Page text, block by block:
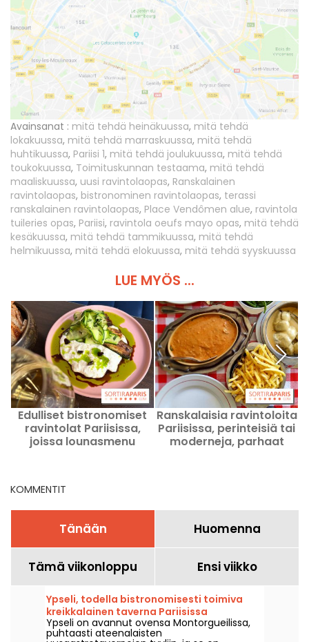
Avainsanat : mitä tehdä heinäkuussa, mitä tehdä
lokakuussa, mitä tehdä marraskuussa, mitä tehdä
huhtikuussa, Pariisi 1, mitä tehdä joulukuussa, mitä tehdä
toukokuussa, Toimituskunnan testaama, mitä tehdä
maaliskuussa, uusi ravintolaopas, Ranskalainen
ravintolaopas, bistronominen ravintolaopas, terassi
ranskalainen ravintolaopas, Place Vendômen alue, ravintola
tuileries opas, Pariisi, ravintola oeufs mayo opas, mitä tehdä
kesäkuussa, mitä tehdä tammikuussa, mitä tehdä
helmikuussa, mitä tehdä elokuussa, mitä tehdä syyskuussa
LUE MYÖS ...
Edulliset bistronomiset
ravintolat Pariisissa,
joissa lounasmenu
Ranskalaisia ravintoloita
Pariisissa, perinteisiä tai
moderneja, parhaat
KOMMENTIT
Tänään Huomenna
Tämä viikonloppu Ensi viikko
Ypseli, todella bistronomisesti toimiva
kreikkalainen taverna Pariisissa
Ypseli on avannut ovensa Montorgueilissa,
puhtaasti ateenalaisten